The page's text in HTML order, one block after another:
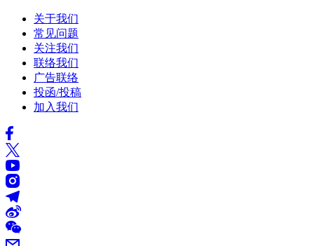
关于我们
常见问题
关注我们
联络我们
广告联络
投函/投稿
加入我们